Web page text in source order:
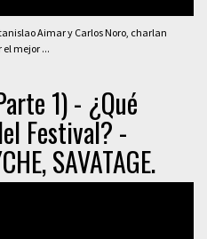
Aimar y Carlos Noro, charlan
el mejor ...
1) - ¿Qué
Festival? -
SAVATAGE.